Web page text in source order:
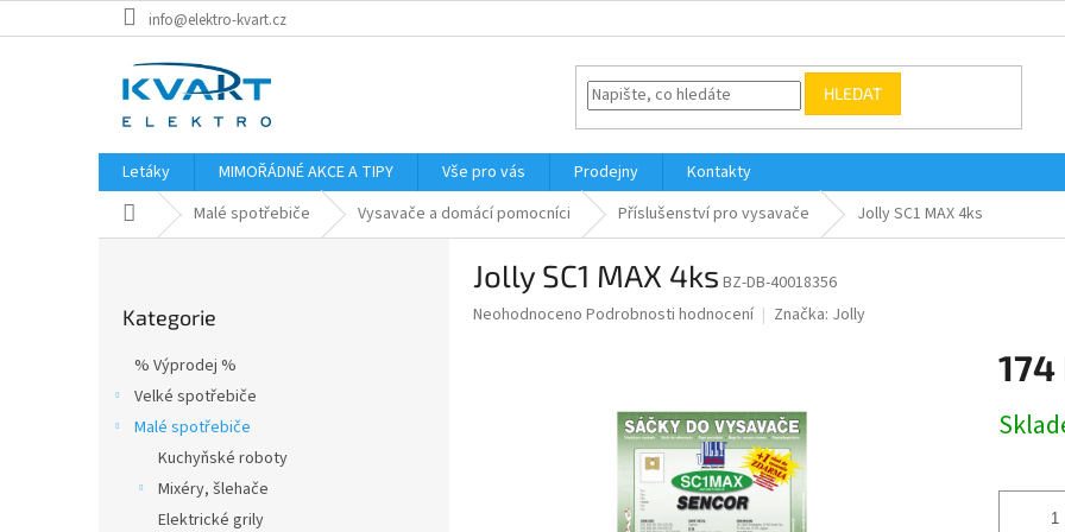
na
info@elektro-kvart.cz
HLEDAT
Letáky MIMOŘÁDNÉ AKCE A TIPY Vše pro vás Prodejny
Kontakty
Domů Malé spotřebiče Vysavače a domácí pomocníci Příslušenství pro vysavače Jolly SC1 MAX 4ks
kategorie
Kategorie
% Výprodej %
Velké spotřebiče
Malé spotřebiče
Kuchyňské roboty
Mixéry, šlehače
Elektrické grily
Jolly SC1 MAX 4ks BZ-DB-40018356
Průměrné
Neohodnoceno Podrobnosti hodnocení Značka: Jolly
174
cena: